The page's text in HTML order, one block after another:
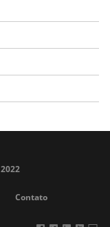
Contato